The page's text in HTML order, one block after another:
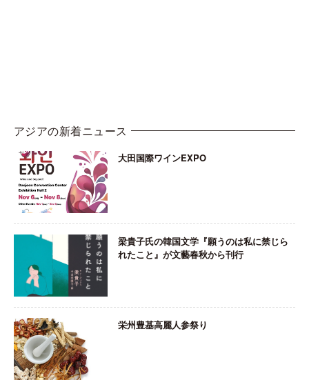
アジアの新着ニュース
大田国際ワインEXPO
梁貴子氏の韓国文学『願うのは私に禁じら
れたこと』が文藝春秋から刊行
栄州豊基高麗人参祭り